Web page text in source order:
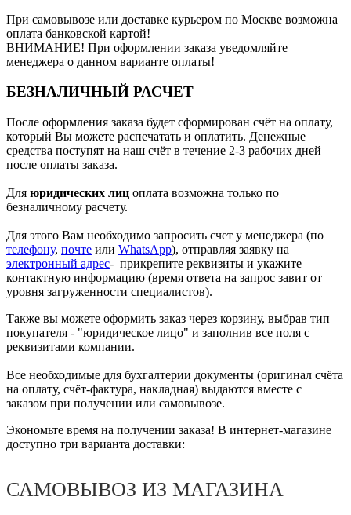
При самовывозе или доставке курьером по Москве возможна
оплата банковской картой!
ВНИМАНИЕ! При оформлении заказа уведомляйте
менеджера о данном варианте оплаты!
БЕЗНАЛИЧНЫЙ РАСЧЕТ
После оформления заказа будет сформирован счёт на оплату,
который Вы можете распечатать и оплатить. Денежные
средства поступят на наш счёт в течение 2-3 рабочих дней
после оплаты заказа.
Для юридических лиц оплата возможна только по
безналичному расчету.
Для этого Вам необходимо запросить счет у менеджера (по
телефону, почте или WhatsApp), отправляя заявку на
электронный адрес- прикрепите реквизиты и укажите
контактную информацию (время ответа на запрос завит от
уровня загруженности специалистов).
Также вы можете оформить заказ через корзину, выбрав тип
покупателя - "юридическое лицо" и заполнив все поля с
реквизитами компании.
Все необходимые для бухгалтерии документы (оригинал счёта
на оплату, счёт-фактура, накладная) выдаются вместе с
заказом при получении или самовывозе.
Экономьте время на получении заказа! В интернет-магазине
доступно три варианта доставки:
САМОВЫВОЗ ИЗ МАГАЗИНА